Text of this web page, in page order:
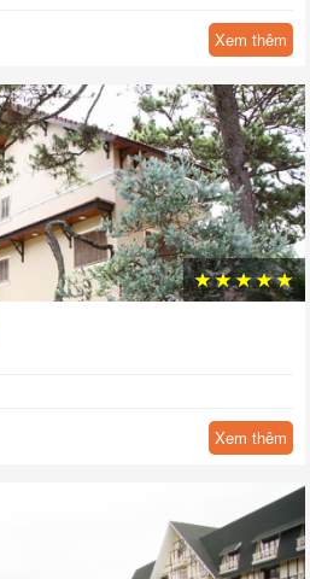
Xem thêm
Xem thêm